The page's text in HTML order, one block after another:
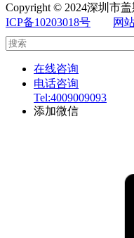
Copyright © 2024深圳市
ICP备10203018号
网
在线咨询
电话咨询
Tel:4009009093
添加微信